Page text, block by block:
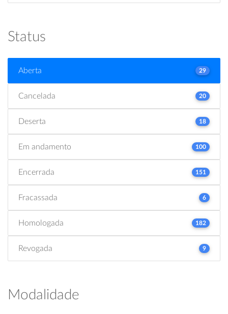
Status
Aberta 29
Cancelada 20
Deserta 18
Em andamento 100
Encerrada 151
Fracassada 6
Homologada 182
Revogada 9
Modalidade